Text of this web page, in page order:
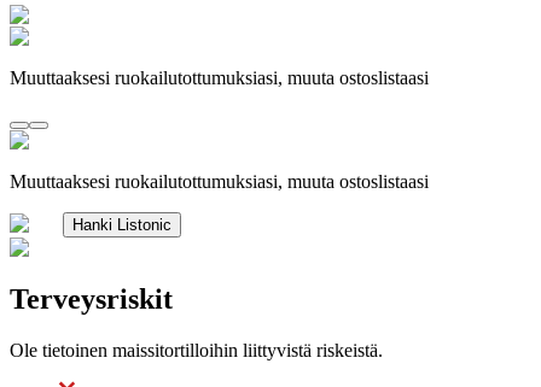
Muuttaaksesi ruokailutottumuksiasi, muuta ostoslistaasi
Muuttaaksesi ruokailutottumuksiasi, muuta ostoslistaasi
Hanki Listonic
Terveysriskit
Ole tietoinen maissitortilloihin liittyvistä riskeistä.